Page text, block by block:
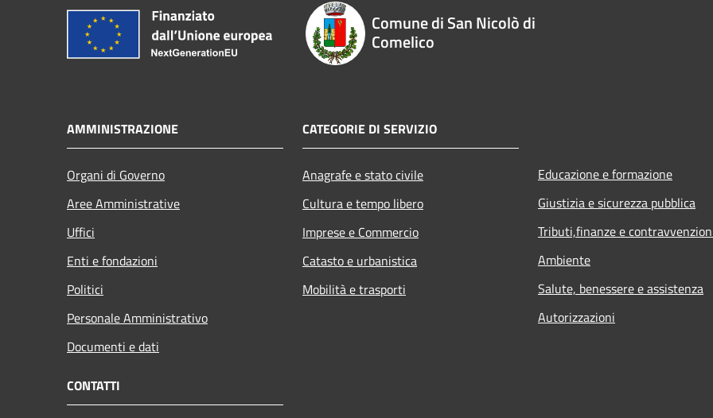
Comune di San Nicolò di
Comelico
AMMINISTRAZIONE
Organi di Governo
Aree Amministrative
Uffici
Enti e fondazioni
Politici
Personale Amministrativo
Documenti e dati
CATEGORIE DI SERVIZIO
Anagrafe e stato civile
Cultura e tempo libero
Imprese e Commercio
Catasto e urbanistica
Mobilità e trasporti
Educazione e formazione
Giustizia e sicurezza pubblica
Tributi,finanze e
Ambiente
Salute, benessere e assistenza
Autorizzazioni
CONTATTI